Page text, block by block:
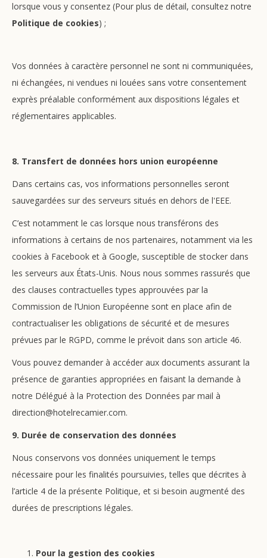
lorsque vous y consentez (Pour plus de détail, consultez notre
Politique de cookies) ;
Vos données à caractère personnel ne sont ni communiquées,
ni échangées, ni vendues ni louées sans votre consentement
exprès préalable conformément aux dispositions légales et
réglementaires applicables.
8. Transfert de données hors union européenne
Dans certains cas, vos informations personnelles seront
sauvegardées sur des serveurs situés en dehors de l'EEE.
C’est notamment le cas lorsque nous transférons des
informations à certains de nos partenaires, notamment via les
cookies à Facebook et à Google, susceptible de stocker dans
les serveurs aux États-Unis. Nous nous sommes rassurés que
des clauses contractuelles types approuvées par la
Commission de l’Union Européenne sont en place afin de
contractualiser les obligations de sécurité et de mesures
prévues par le RGPD, comme le prévoit dans son article 46.
Vous pouvez demander à accéder aux documents assurant la
présence de garanties appropriées en faisant la demande à
notre Délégué à la Protection des Données par mail à
direction@hotelrecamier.com.
9. Durée de conservation des données
Nous conservons vos données uniquement le temps
nécessaire pour les finalités poursuivies, telles que décrites à
l’article 4 de la présente Politique, et si besoin augmenté des
durées de prescriptions légales.
Pour la gestion des cookies